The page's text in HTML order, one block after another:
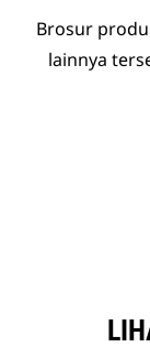
Brosur
lainnya